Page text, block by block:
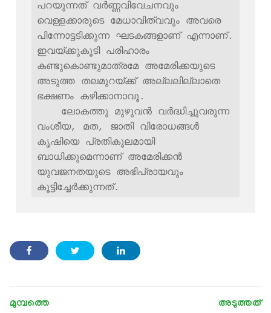
പറയുന്നത് വര്‍ണ്ണവിവേചനവും
വെള്ളക്കാരുടെ മേധാവിത്വവും അവരെ
പിന്നോട്ടടിക്കുന്ന ഘടകങ്ങളാണ് എന്നാണ്.
ഇവയ്ക്കുകൂടി പരിഹാരം
കണ്ടുകൊണ്ടുമാത്രമേ അമേരിക്കയുടെ
അടുത്ത തലമുറയ്ക്ക് അല്ലലില്ലാതെ
ഭക്ഷണം കഴിക്കാനാവൂ.
വംശീയ, മത, ജാതി വിരോധങ്ങള്‍
കൃഷിയെ പ്രതികൂലമായി
ബാധിക്കുമെന്നാണ് അമേരിക്കന്‍
യുവജനതയുടെ അഭിപ്രായവും
കൂട്ടിച്ചേര്‍ക്കുന്നത്.